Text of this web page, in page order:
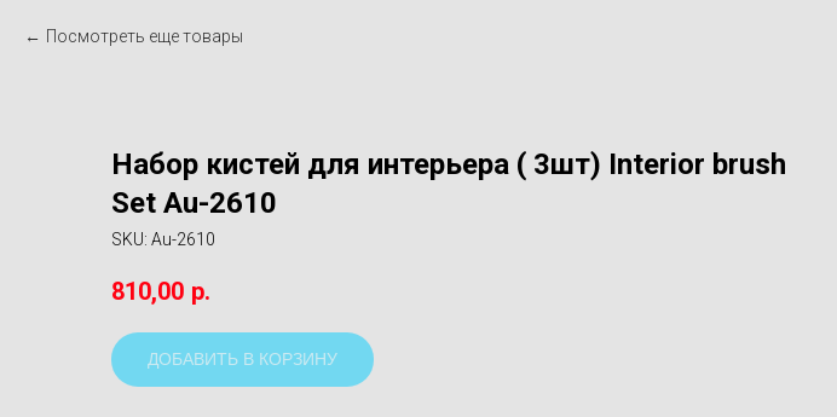
Посмотреть еще товары
Набор кистей для интерьера ( 3шт) Interior brush
Set Au-2610
SKU: Au-2610
810,00 р.
ДОБАВИТЬ В КОРЗИНУ